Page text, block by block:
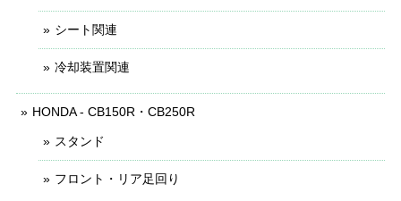
シート関連
冷却装置関連
HONDA - CB150R・CB250R
スタンド
フロント・リア足回り